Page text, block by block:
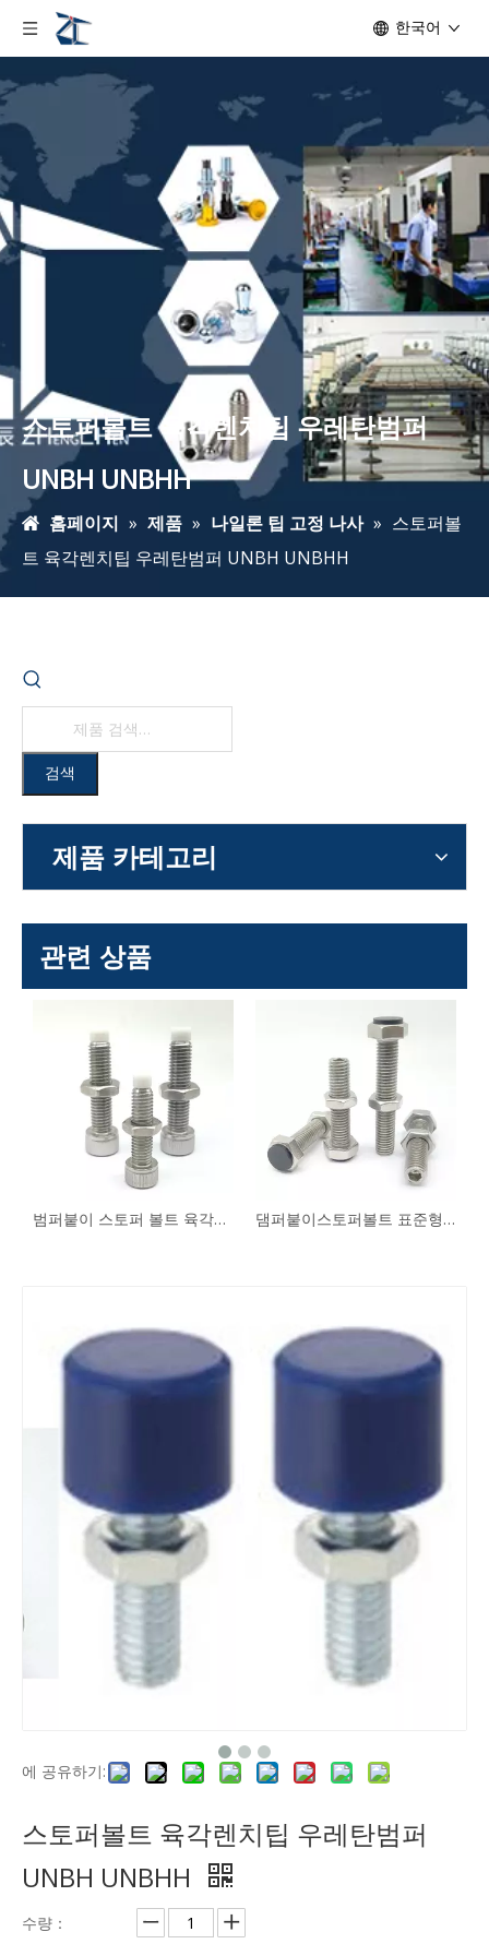
한국어
스토퍼볼트 육각렌치팁 우레탄범퍼
UNBH UNBHH
홈페이지 » 제품 » 나일론 팁 고정 나사 » 스토퍼볼
트 육각렌치팁 우레탄범퍼 UNBH UNBHH
검색
제품 카테고리
관련 상품
범퍼붙이 스토퍼 볼트 육각구멍붙이 볼트형 UUSCB PSCB 댐퍼붙이스토퍼볼트 표준형 스트레이트형 UST SUST LUST PUST PSST
에 공유하기:
스토퍼볼트 육각렌치팁 우레탄범퍼
UNBH UNBHH
수량：